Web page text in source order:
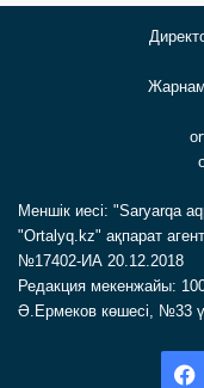
Меншік иесі: "Saryarqa
"Ortalyq.kz" ақпарат
№17402-ИА 20.12.2018
Редакция мекенжайы:
Ә.Ермеков көшесі, №33